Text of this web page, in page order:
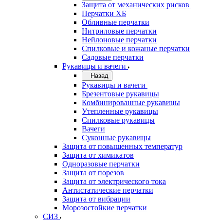
Защита от механических рисков
Перчатки ХБ
Обливные перчатки
Нитриловые перчатки
Нейлоновые перчатки
Спилковые и кожаные перчатки
Садовые перчатки
Рукавицы и вачеги
Назад
Рукавицы и вачеги
Брезентовые рукавицы
Комбинированные рукавицы
Утепленные рукавицы
Спилковые рукавицы
Вачеги
Суконные рукавицы
Защита от повышенных температур
Защита от химикатов
Одноразовые перчатки
Защита от порезов
Защита от электрического тока
Антистатические перчатки
Защита от вибрации
Морозостойкие перчатки
СИЗ